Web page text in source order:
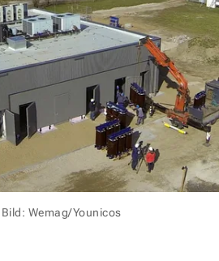
Bild: Wemag/Younicos